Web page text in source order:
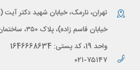
تهران، نارمک، خیابان شهید دکتر آیت
خیابان قاسم
واحد 19، کد پستی: 1646668634
۰۲۱-۷۵۱۴۷